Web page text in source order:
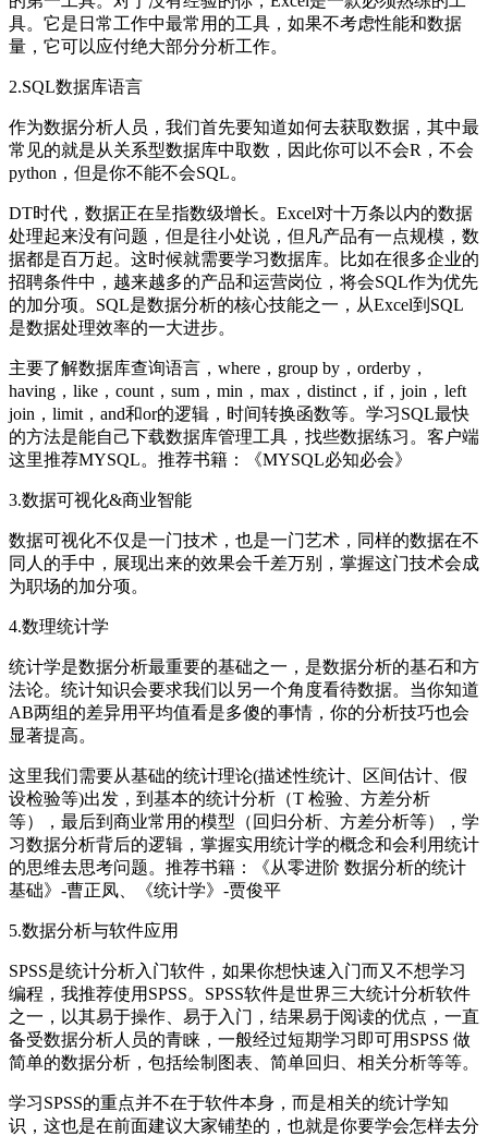
具。它是日常工作中最常用的工具，如果不考虑性能和数据
量，它可以应付绝大部分分析工作。
2.SQL数据库语言
作为数据分析人员，我们首先要知道如何去获取数据，其中最
常见的就是从关系型数据库中取数，因此你可以不会R，不会
python，但是你不能不会SQL。
DT时代，数据正在呈指数级增长。Excel对十万条以内的数据
处理起来没有问题，但是往小处说，但凡产品有一点规模，数
据都是百万起。这时候就需要学习数据库。比如在很多企业的
招聘条件中，越来越多的产品和运营岗位，将会SQL作为优先
的加分项。SQL是数据分析的核心技能之一，从Excel到SQL
是数据处理效率的一大进步。
主要了解数据库查询语言，where，group by，orderby，
having，like，count，sum，min，max，distinct，if，join，left
join，limit，and和or的逻辑，时间转换函数等。学习SQL最快
的方法是能自己下载数据库管理工具，找些数据练习。客户端
这里推荐MYSQL。推荐书籍：《MYSQL必知必会》
3.数据可视化&商业智能
数据可视化不仅是一门技术，也是一门艺术，同样的数据在不
同人的手中，展现出来的效果会千差万别，掌握这门技术会成
为职场的加分项。
4.数理统计学
统计学是数据分析最重要的基础之一，是数据分析的基石和方
法论。统计知识会要求我们以另一个角度看待数据。当你知道
AB两组的差异用平均值看是多傻的事情，你的分析技巧也会
显著提高。
这里我们需要从基础的统计理论(描述性统计、区间估计、假
设检验等)出发，到基本的统计分析（T 检验、方差分析
等），最后到商业常用的模型（回归分析、方差分析等），学
习数据分析背后的逻辑，掌握实用统计学的概念和会利用统计
的思维去思考问题。推荐书籍：《从零进阶 数据分析的统计
基础》-曹正凤、《统计学》-贾俊平
5.数据分析与软件应用
SPSS是统计分析入门软件，如果你想快速入门而又不想学习
编程，我推荐使用SPSS。SPSS软件是世界三大统计分析软件
之一，以其易于操作、易于入门，结果易于阅读的优点，一直
备受数据分析人员的青睐，一般经过短期学习即可用SPSS 做
简单的数据分析，包括绘制图表、简单回归、相关分析等等。
学习SPSS的重点并不在于软件本身，而是相关的统计学知
识，这也是在前面建议大家铺垫的，也就是你要学会怎样去分